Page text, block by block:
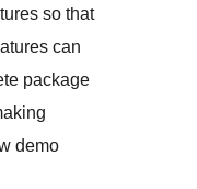
so that
can
package
demo